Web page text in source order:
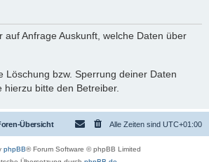
auf Anfrage Auskunft, welche Daten über
Löschung bzw. Sperrung deiner Daten
bitte den Betreiber.
Übersicht Alle Zeiten sind UTC+01:00
phpBB® Forum Software © phpBB Limited